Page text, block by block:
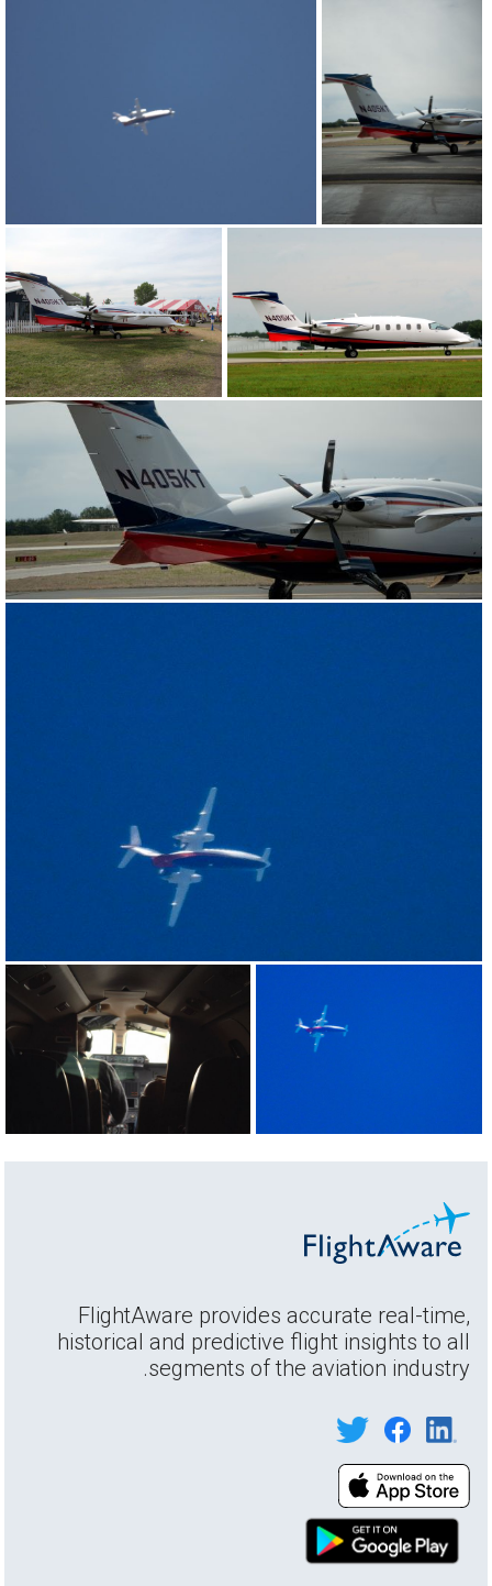
FlightAware provides accurate real-time,
historical and predictive flight insights to all
segments of the aviation industry.